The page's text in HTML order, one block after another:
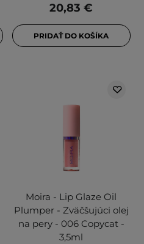
20,83 €
PRIDAŤ DO KOŠÍKA
Moira - Lip Glaze Oil
Plumper - Zväčšujúci olej
na pery - 006 Copycat -
3,5ml